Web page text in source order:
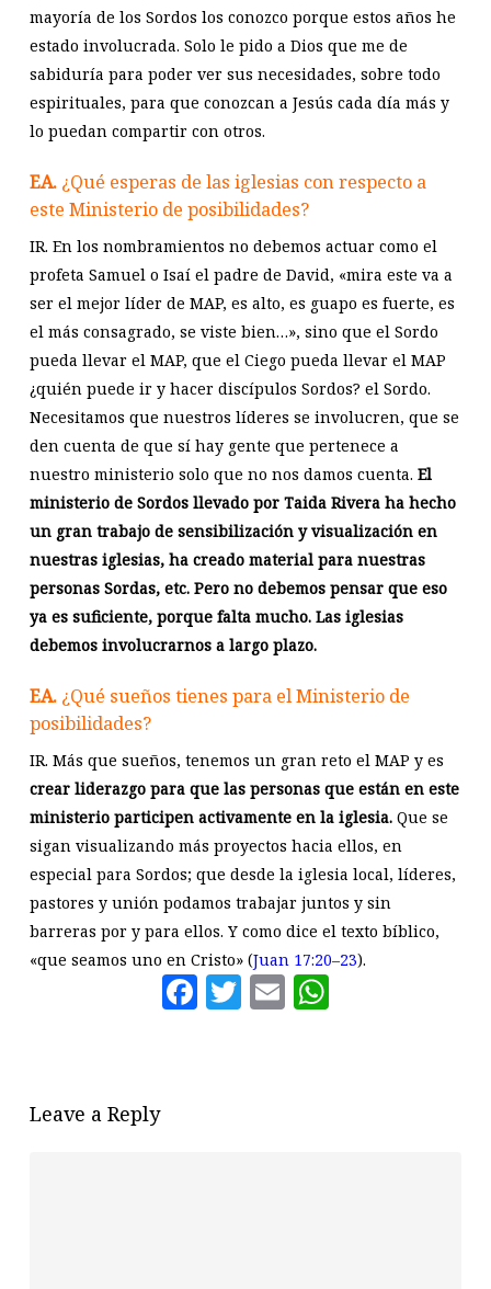
mayoría de los Sordos los conozco porque estos años he
estado involucrada. Solo le pido a Dios que me de
sabiduría para poder ver sus necesidades, sobre todo
espirituales, para que conozcan a Jesús cada día más y
lo puedan compartir con otros.
EA.¿Qué esperas de las iglesias con respecto a
este Ministerio de posibilidades?
IR. En los nombramientos no debemos actuar como el
profeta Samuel o Isaí el padre de David, «mira este va a
ser el mejor líder de MAP, es alto, es guapo es fuerte, es
el más consagrado, se viste bien…», sino que el Sordo
pueda llevar el MAP, que el Ciego pueda llevar el MAP
¿quién puede ir y hacer discípulos Sordos? el Sordo.
Necesitamos que nuestros líderes se involucren, que se
den cuenta de que sí hay gente que pertenece a
nuestro ministerio solo que no nos damos cuenta. El
ministerio de Sordos llevado por Taida Rivera ha hecho
un gran trabajo de sensibilización y visualización en
nuestras iglesias, ha creado material para nuestras
personas Sordas, etc. Pero no debemos pensar que eso
ya es suficiente, porque falta mucho. Las iglesias
debemos involucrarnos a largo plazo.
EA. ¿Qué sueños tienes para el Ministerio de
posibilidades?
IR. Más que sueños, tenemos un gran reto el MAP y es
crear liderazgo para que las personas que están en este
ministerio participen activamente en la iglesia.Que se
sigan visualizando más proyectos hacia ellos, en
especial para Sordos; que desde la iglesia local, líderes,
pastores y unión podamos trabajar juntos y sin
barreras por y para ellos. Y como dice el texto bíblico,
«que seamos uno en Cristo» (Juan 17:20–23).
Facebook
Twitter
Email
Leave a Reply